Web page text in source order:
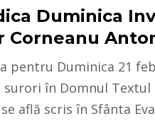
Duminica
Corneanu
pentru Duminica 21
în Domnul Textul
află scris în Sfânta